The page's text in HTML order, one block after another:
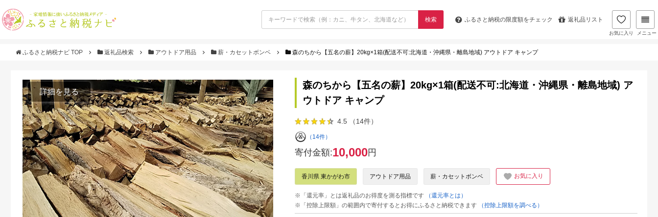
検索 ふるさと納税の限度額をチェック 返礼品リスト
お気に入り メニュー
ふるさと納税ナビ TOP 返礼品検索 アウトドア用品 薪・カセットボンベ 森のちから【五名の薪】20kg×1箱(配送不可:北海道・沖縄県・離島地域) アウトドア キャンプ
詳細を見る
森のちから【五名の薪】20kg×1箱(配送不可:北海道・沖縄県・離島地域) ア
ウトドア キャンプ
4.5 （14件）
（14件）
寄付金額:10,000円
香川県 東かがわ市 アウトドア用品 薪・カセットボンベ お気に入り
※「還元率」とは返礼品のお得度を測る指標です
（還元率とは）
※「控除上限額」の範囲内で寄付するとお得にふるさと納税できます
（控除上限額を調べる）